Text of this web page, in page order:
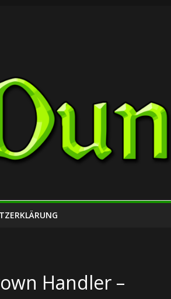
Handler –